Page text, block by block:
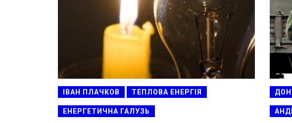
ІВАН ПЛАЧКОВ ТЕПЛОВА ЕНЕРГІЯ
ЕНЕРГЕТИЧНА ГАЛУЗЬ